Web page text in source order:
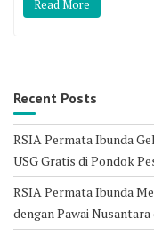
Read More
Recent Posts
RSIA Permata Ibunda
USG Gratis di Pondok
RSIA Permata Ibunda
dengan Pawai Nusantara